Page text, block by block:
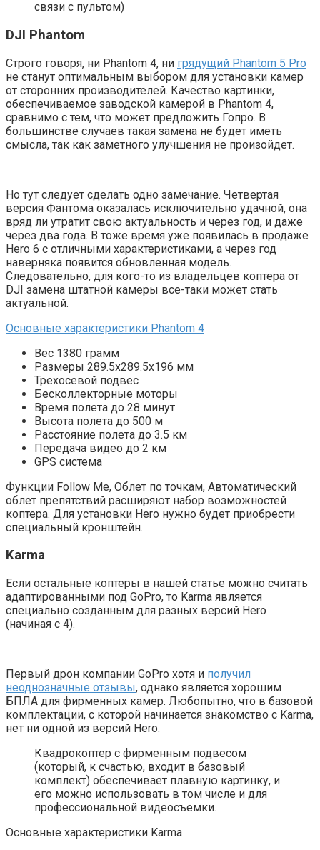
связи с пультом)
DJI Phantom
Строго говоря, ни Phantom 4, ни грядущий Phantom 5 Pro
не станут оптимальным выбором для установки камер
от сторонних производителей. Качество картинки,
обеспечиваемое заводской камерой в Phantom 4,
сравнимо с тем, что может предложить Гопро. В
большинстве случаев такая замена не будет иметь
смысла, так как заметного улучшения не произойдет.
Но тут следует сделать одно замечание. Четвертая
версия Фантома оказалась исключительно удачной, она
вряд ли утратит свою актуальность и через год, и даже
через два года. В тоже время уже появилась в продаже
Hero 6 с отличными характеристиками, а через год
наверняка появится обновленная модель.
Следовательно, для кого-то из владельцев коптера от
DJI замена штатной камеры все-таки может стать
актуальной.
Основные характеристики Phantom 4
Вес 1380 грамм
Размеры 289.5х289.5х196 мм
Трехосевой подвес
Бесколлекторные моторы
Время полета до 28 минут
Высота полета до 500 м
Расстояние полета до 3.5 км
Передача видео до 2 км
GPS система
Функции Follow Me, Облет по точкам, Автоматический
облет препятствий расширяют набор возможностей
коптера. Для установки Hero нужно будет приобрести
специальный кронштейн.
Karma
Если остальные коптеры в нашей статье можно считать
адаптированными под GoPro, то Karma является
специально созданным для разных версий Hero
(начиная с 4).
Первый дрон компании GoPro хотя и получил
неоднозначные отзывы, однако является хорошим
БПЛА для фирменных камер. Любопытно, что в базовой
комплектации, с которой начинается знакомство с Karma,
нет ни одной из версий Hero.
Квадрокоптер с фирменным подвесом
(который, к счастью, входит в базовый
комплект) обеспечивает плавную картинку, и
его можно использовать в том числе и для
профессиональной видеосъемки.
Основные характеристики Karma